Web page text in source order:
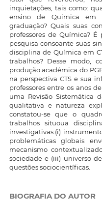
inquietações, tais como:
ensino de Química em
graduação? Quais suas
professores de Química?
pesquisa consoante suas
disciplina de Química em
trabalhos? Desse modo,
produção acadêmica do
na perspectiva CTS e sua
professores entre os anos
uma Revisão Sistemática
qualitativa e natureza
constatou-se que o
trabalhos situoua
investigativas:(i)
problemáticas globais
mecanismo
sociedade e (iii) universo
questões sociocientíficas.
BIOGRAFIA DO AUTOR